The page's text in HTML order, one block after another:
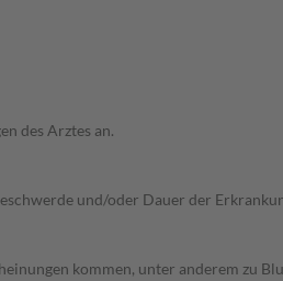
des Arztes an.
und/oder Dauer der
kommen, unter anderem zu